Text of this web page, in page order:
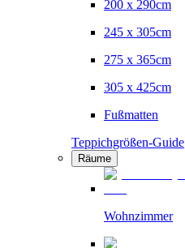
200 x 290cm
245 x 305cm
275 x 365cm
305 x 425cm
Fußmatten
Teppichgrößen-Guide
Räume
Wohnzimmer